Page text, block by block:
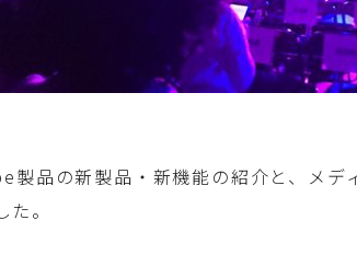
製品の新製品・新機能の紹介と、メデ
た。